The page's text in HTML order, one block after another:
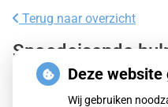
Terug naar overzicht
Spoedeisende
meer mensen
polsbreuken
Deze
Wij gebruiken